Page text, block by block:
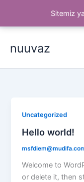
Sitemiz
nuuvaz
Uncategorized
Hello world!
Welcome to
or delete it, then